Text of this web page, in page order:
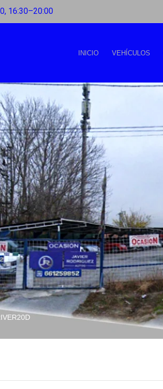
16:30–20:00
INICIO VEHÍCULOS